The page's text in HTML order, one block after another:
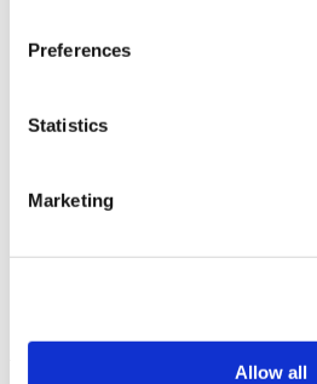
Preferences
Statistics
Marketing
Allow all
ViSoft Premium
ViSoft Rozšířená realita
ViSoft ViPlan
What’s New For Welcome Screen
Zkušební verze
Categories
Archive